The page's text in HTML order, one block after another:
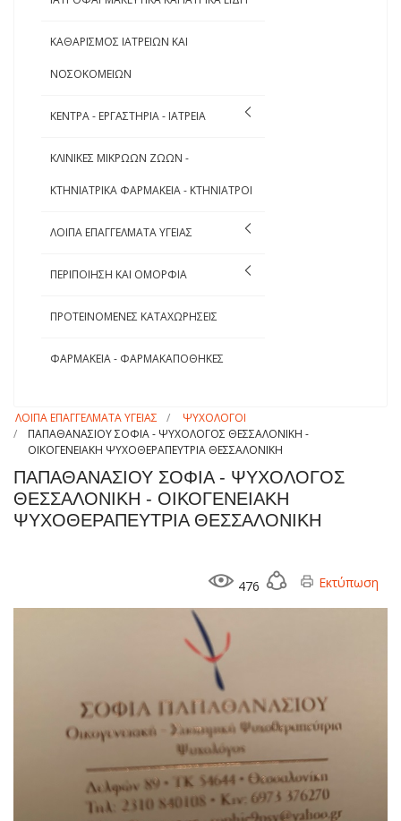
ΚΑΘΑΡΙΣΜΟΣ ΙΑΤΡΕΙΩΝ ΚΑΙ
ΝΟΣΟΚΟΜΕΙΩΝ
ΚΕΝΤΡΑ - ΕΡΓΑΣΤΗΡΙΑ - ΙΑΤΡΕΙΑ
ΚΛΙΝΙΚΕΣ ΜΙΚΡΩΩΝ ΖΩΩΝ -
ΚΤΗΝΙΑΤΡΙΚΑ ΦΑΡΜΑΚΕΙΑ - ΚΤΗΝΙΑΤΡΟΙ
ΛΟΙΠΑ ΕΠΑΓΓΕΛΜΑΤΑ ΥΓΕΙΑΣ
ΠΕΡΙΠΟΙΗΣΗ ΚΑΙ ΟΜΟΡΦΙΑ
ΠΡΟΤΕΙΝΟΜΕΝΕΣ ΚΑΤΑΧΩΡΗΣΕΙΣ
ΦΑΡΜΑΚΕΙΑ - ΦΑΡΜΑΚΑΠΟΘΗΚΕΣ
ΛΟΙΠΑ ΕΠΑΓΓΕΛΜΑΤΑ ΥΓΕΙΑΣ
ΨΥΧΟΛΟΓΟΙ
ΠΑΠΑΘΑΝΑΣΙΟΥ ΣΟΦΙΑ - ΨΥΧΟΛΟΓΟΣ ΘΕΣΣΑΛΟΝΙΚΗ -
ΟΙΚΟΓΕΝΕΙΑΚΗ ΨΥΧΟΘΕΡΑΠΕΥΤΡΙΑ ΘΕΣΣΑΛΟΝΙΚΗ
ΠΑΠΑΘΑΝΑΣΙΟΥ ΣΟΦΙΑ - ΨΥΧΟΛΟΓΟΣ
ΘΕΣΣΑΛΟΝΙΚΗ - ΟΙΚΟΓΕΝΕΙΑΚΗ
ΨΥΧΟΘΕΡΑΠΕΥΤΡΙΑ ΘΕΣΣΑΛΟΝΙΚΗ
476 Εκτύπωση